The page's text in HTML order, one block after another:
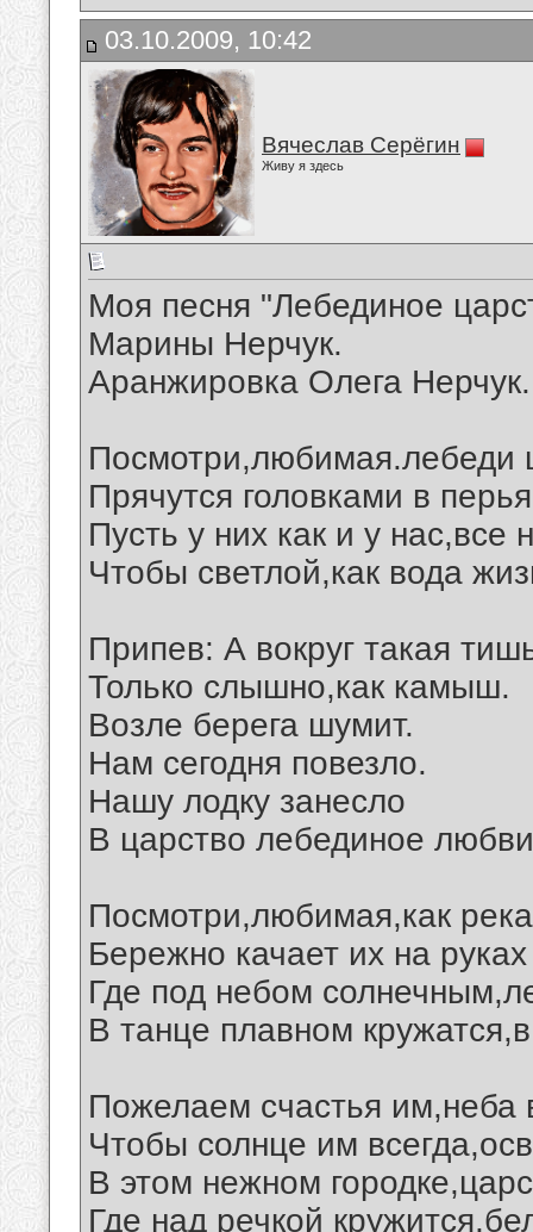
03.10.2009, 10:42
Вячеслав Серёгин
Живу я здесь
Моя песня "Лебединое
Марины Нерчук.
Аранжировка Олега
Посмотри,любимая.лебеди
Прячутся головками в
Пусть у них как и у нас,все
Чтобы светлой,как вода
Припев: А вокруг такая
Только слышно,как камыш.
Возле берега шумит.
Нам сегодня повезло.
Нашу лодку занесло
В царство лебединое
Посмотри,любимая,как
Бережно качает их на
Где под небом
В танце плавном
Пожелаем счастья им,неба
Чтобы солнце им
В этом нежном
Где над речкой